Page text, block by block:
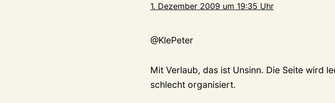
1. Dezember 2009 um 19:35 Uhr
@KlePeter
Mit Verlaub, das ist Unsinn. Die Seite wird
schlecht organisiert.